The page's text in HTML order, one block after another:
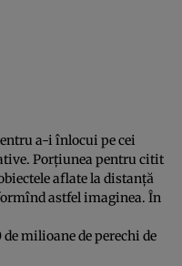
a-i înlocui pe cei
Porţiunea pentru citit
aflate la distanţă
astfel imaginea. În
milioane de perechi de